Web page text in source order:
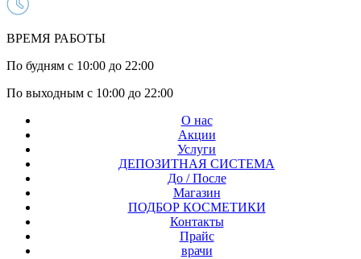
ВРЕМЯ РАБОТЫ
По будням с 10:00 до 22:00
По выходным с 10:00 до 22:00
О нас
Акции
Услуги
ДЕПОЗИТНАЯ СИСТЕМА
До / После
Магазин
ПОДБОР КОСМЕТИКИ
Контакты
Прайс
врачи